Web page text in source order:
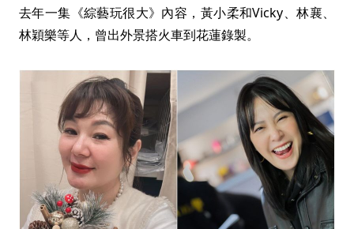
去年一集《綜藝玩很大》內容，黃小柔和Vicky、林襄、
林穎樂等人，曾出外景搭火車到花蓮錄製。